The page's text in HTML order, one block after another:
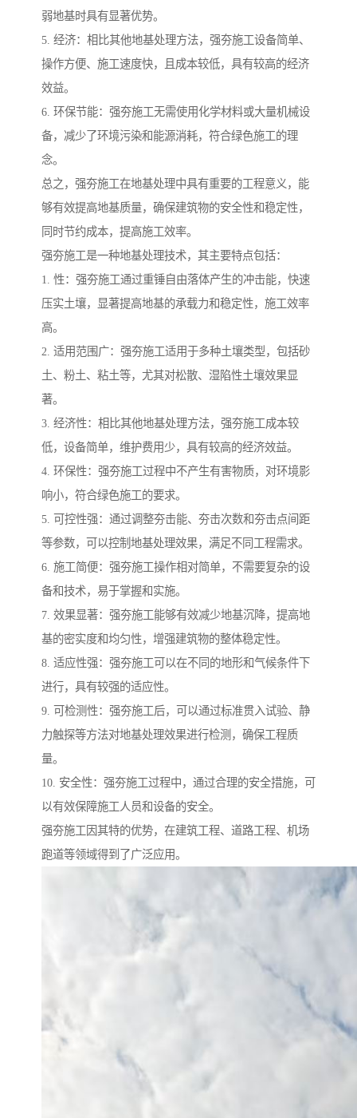
弱地基时具有显著优势。
5. 经济：相比其他地基处理方法，强夯施工设备简单、
操作方便、施工速度快，且成本较低，具有较高的经济
效益。
6. 环保节能：强夯施工无需使用化学材料或大量机械设
备，减少了环境污染和能源消耗，符合绿色施工的理
念。
总之，强夯施工在地基处理中具有重要的工程意义，能
够有效提高地基质量，确保建筑物的安全性和稳定性，
同时节约成本，提高施工效率。
强夯施工是一种地基处理技术，其主要特点包括：
1. 性：强夯施工通过重锤自由落体产生的冲击能，快速
压实土壤，显著提高地基的承载力和稳定性，施工效率
高。
2. 适用范围广：强夯施工适用于多种土壤类型，包括砂
土、粉土、粘土等，尤其对松散、湿陷性土壤效果显
著。
3. 经济性：相比其他地基处理方法，强夯施工成本较
低，设备简单，维护费用少，具有较高的经济效益。
4. 环保性：强夯施工过程中不产生有害物质，对环境影
响小，符合绿色施工的要求。
5. 可控性强：通过调整夯击能、夯击次数和夯击点间距
等参数，可以控制地基处理效果，满足不同工程需求。
6. 施工简便：强夯施工操作相对简单，不需要复杂的设
备和技术，易于掌握和实施。
7. 效果显著：强夯施工能够有效减少地基沉降，提高地
基的密实度和均匀性，增强建筑物的整体稳定性。
8. 适应性强：强夯施工可以在不同的地形和气候条件下
进行，具有较强的适应性。
9. 可检测性：强夯施工后，可以通过标准贯入试验、静
力触探等方法对地基处理效果进行检测，确保工程质
量。
10. 安全性：强夯施工过程中，通过合理的安全措施，可
以有效保障施工人员和设备的安全。
强夯施工因其特的优势，在建筑工程、道路工程、机场
跑道等领域得到了广泛应用。